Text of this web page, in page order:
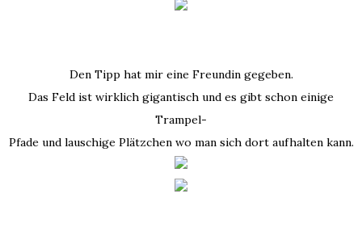
Den Tipp hat mir eine Freundin gegeben.
Das Feld ist wirklich gigantisch und es gibt schon einige
Trampel-
Pfade und lauschige Plätzchen wo man sich dort aufhalten kann.